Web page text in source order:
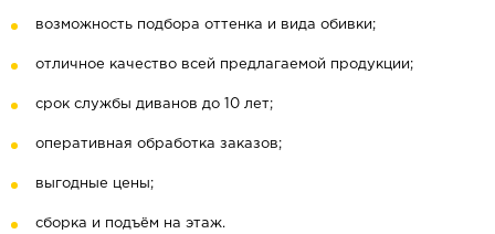
возможность подбора оттенка и вида обивки;
отличное качество всей предлагаемой продукции;
срок службы диванов до 10 лет;
оперативная обработка заказов;
выгодные цены;
сборка и подъём на этаж.